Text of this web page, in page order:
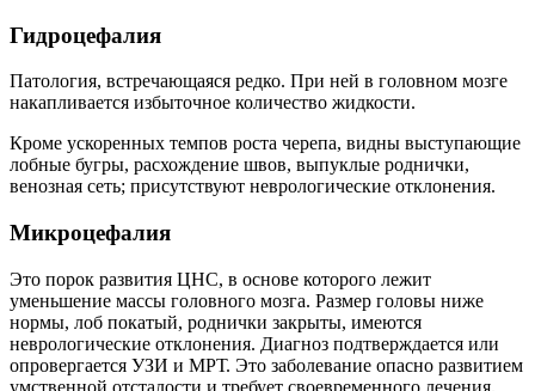
Гидроцефалия
Патология, встречающаяся редко. При ней в головном мозге
накапливается избыточное количество жидкости.
Кроме ускоренных темпов роста черепа, видны выступающие
лобные бугры, расхождение швов, выпуклые роднички,
венозная сеть; присутствуют неврологические отклонения.
Микроцефалия
Это порок развития ЦНС, в основе которого лежит
уменьшение массы головного мозга. Размер головы ниже
нормы, лоб покатый, роднички закрыты, имеются
неврологические отклонения. Диагноз подтверждается или
опровергается УЗИ и МРТ. Это заболевание опасно развитием
умственной отсталости и требует своевременного лечения.